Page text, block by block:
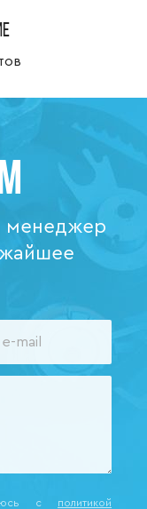
менеджер
c политикой